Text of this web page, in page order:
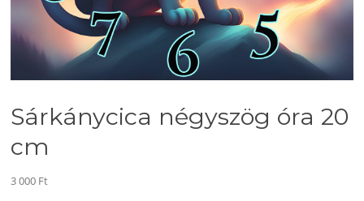
Sárkánycica négyszög óra 20
cm
3 000 Ft